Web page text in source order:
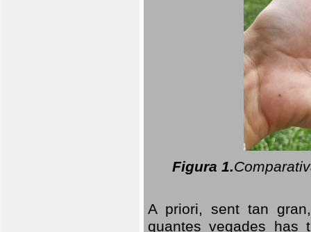
Figura 1.
A priori, sent tan
quantes vegades has